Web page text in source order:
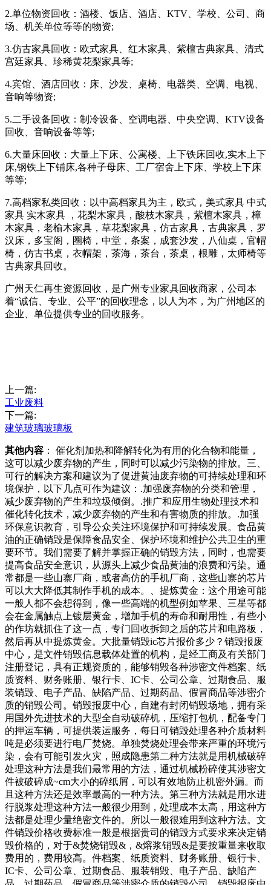
2.单位物资回收：酒楼、饭店、酒店、KTV、学校、公司、商
场、机关单位等等的物资;
3.仿古家具回收：欧式家具、红木家具、紫檀古典家具、清式
宫廷家具、珍稀黄花梨家具等;
4.宾馆、酒店回收：床、沙发、桌椅、电器类、空调、电视、
音响等物资;
5.二手设备回收：制冷设备、空调电器、中央空调、KTV设备
回收、音响设备等等;
6.大量床回收：大量上下床、公寓楼、上下铁床回收,实木上下
床,钢铁上下铺床,各种子母床、工厂宿舍上下床、学校上下床
等等;
7.高档家私类回收：以中高档家具为主，欧式，美式家具 中式
家具 实木家具 ，花梨木家具，酸枝木家具，紫檀木家具，樟
木家具，老榆木家具，草花梨家具，仿古家具，古典家具，罗
汉床，多宝阁，圈椅，中堂，条案，成套沙发，八仙桌，官帽
椅，仿古书桌，衣帽架，茶海，茶台，茶桌，根雕，太师椅等
古典家具回收。
广州天仁再生资源回收，是广州专业家具回收商家，公司本
着“诚信、专业、公平”的回收理念，以人为本，为广州地区的
企业、单位提供专业的回收服务。
上一篇:
工业废料
下一篇:
建筑玻璃玻璃板
其他内容 ： 催化剂加热和降解转化为有用的化合物和能量，
这可以减少废弃物的产生，同时可以减少污染物的排放。三、
可行的解决方案和建议为了促进黄油废弃物的可持续处理和环
境保护，以下几点可作为建议：.加强废弃物的分类和管理，
减少废弃物的产生和垃圾倾倒。.推广和应用生物处理技术和
催化转化技术，减少废弃物的产生和有害物质的排放。.加强
环保意识教育，引导公众关注环境保护和可持续发展。食品黄
油的正确销毁是保障食品安全、保护环境和维护公共卫生的重
要环节。我们需要了解并掌握正确的销毁方法，同时，也需要
提高食品安全意识，从源头上减少食品黄油的浪费和污染。通
常都是一些山寨厂商，或者高仿的手机厂商，这些山寨的芯片
可以大大降低其制作手机的成本。、提炼黄金：这个用途可能
一般人都不会想得到，像一些高端的机型例如苹果、三星等都
会在金属触点上镀层黄金，增加手机的寿命和耐用性，有些小
的作坊就抓住了这一点，专门回收拆卸之后的芯片和电路板，
然后再从中提炼黄金。大批量销毁ic芯片报价多少？销毁报废
中心，是文件销毁信息载体处置的机构，是经工商及有关部门
注册登记，具有正规资质的，能够销毁各种涉密文件档案、纸
质资料、财务账册、银行卡、IC卡、公司公章、过期食品、服
装销毁、电子产品、缺陷产品、过期药品、假冒商品等涉密介
质的销毁公司。销毁报废中心，自建有封闭销毁场地，拥有采
用国外先进技术的大型全自动破碎机，压缩打包机，配备专门
的押运车辆，可提供装运服务，每日可销毁处理各种介质材料
吨是必须要进行电厂焚烧。单独焚烧处理会带来严重的环境污
染，会有可能引发火灾，照成隐患第二种方法就是用机械破碎
处理这种方法是我们最常用的方法，通过机械粉碎使其涉密文
件被破碎成~cm大小的碎纸屑，可以有效地防止机密外漏。而
且这种方法还是效率最高的一种方法。第三种方法就是用水进
行脱浆处理这种方法一般很少用到，处理成本太高，用这种方
法都是处理少量绝密文件的。所以一般很难用到这种方法。文
件销毁价格收费标准一般是根据贵司的销毁方式要求来决定销
毁价格的，对于&焚烧销毁&，&熔浆销毁&是要按重量来收取
费用的，费用较高。件档案、纸质资料、财务账册、银行卡、
IC卡、公司公章、过期食品、服装销毁、电子产品、缺陷产